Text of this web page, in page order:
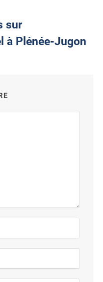
sur
à Plénée-Jugon